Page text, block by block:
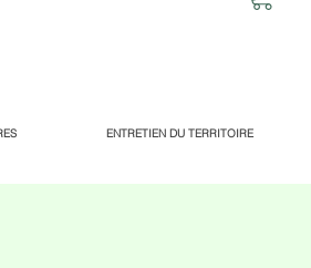
ENTRETIEN DU TERRITOIRE